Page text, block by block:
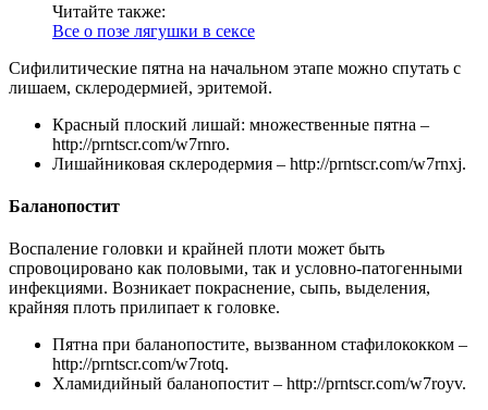
Читайте также:
Все о позе лягушки в сексе
Сифилитические пятна на начальном этапе можно спутать с
лишаем, склеродермией, эритемой.
Красный плоский лишай: множественные пятна –
http://prntscr.com/w7rnro.
Лишайниковая склеродермия – http://prntscr.com/w7rnxj.
Баланопостит
Воспаление головки и крайней плоти может быть
спровоцировано как половыми, так и условно-патогенными
инфекциями. Возникает покраснение, сыпь, выделения,
крайняя плоть прилипает к головке.
Пятна при баланопостите, вызванном стафилококком –
http://prntscr.com/w7rotq.
Хламидийный баланопостит – http://prntscr.com/w7royv.